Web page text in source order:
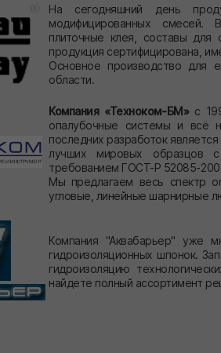
На сегодняшний день
модифицированных смесей.
плиточные клея, составы для
продукция сертифицирована,
Основное производство для
области.
Компания «Техноком-БМ»с
опалубочные системы и всё
последних разработок
лучших мировых образцов
требованием ГОСТ-Р 52085-
Мы предлагаем весь спектр
угловые, линейные шарнирные
Компания "Аквабарьер" уже
гидроизоляционных шпонок.
гидроизоляцию
найдете полный ассортимент